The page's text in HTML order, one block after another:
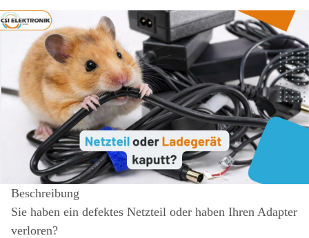
Beschreibung
Sie haben ein defektes Netzteil oder haben Ihren Adapter
verloren?